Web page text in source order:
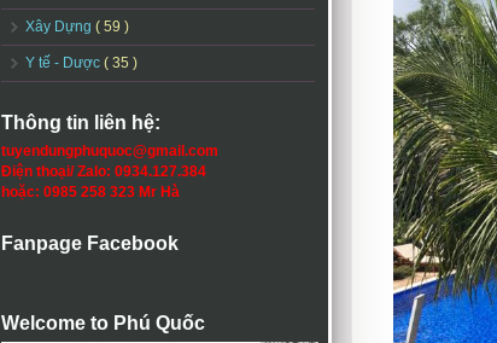
Xây Dựng ( 59 )
Y tế - Dược ( 35 )
Thông tin liên hệ:
tuyendungphuquoc@gmail.com
Điện thoại/ Zalo: 0934.127.384
hoặc: 0985 258 323 Mr Hà
Fanpage Facebook
Welcome to Phú Quốc